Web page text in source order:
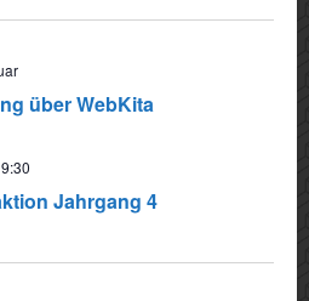
und
über WebKita
Jahrgang 4
9:30